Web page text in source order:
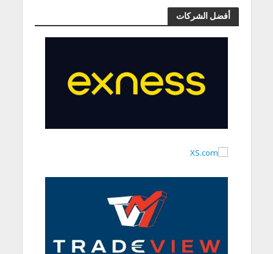
أفضل الشركات